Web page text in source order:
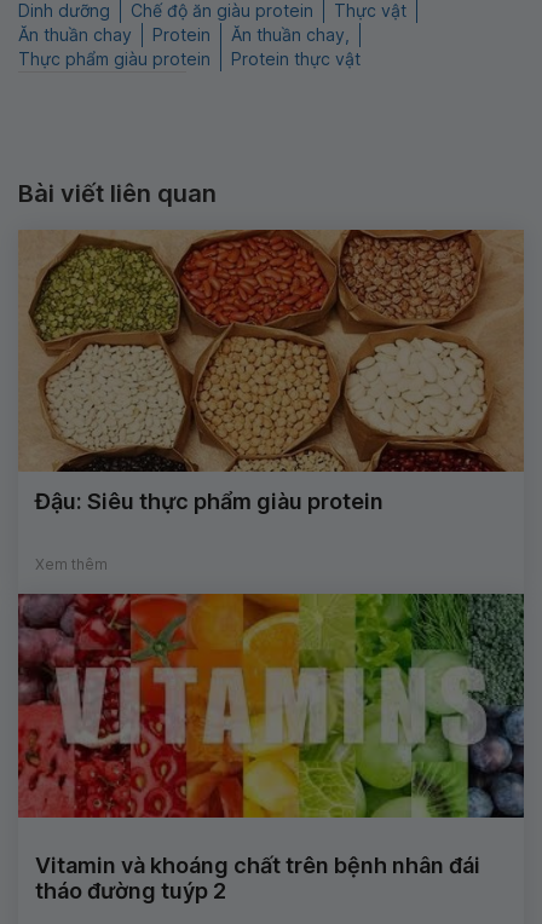
Dinh dưỡng Chế độ ăn giàu protein
Thực vật
Ăn thuần chay
Protein
Ăn thuần chay,
Thực phẩm giàu protein
Protein thực vật
Bài viết liên quan
Đậu: Siêu thực phẩm giàu protein
Xem thêm
Vitamin và khoáng chất trên bệnh nhân đái
tháo đường tuýp 2